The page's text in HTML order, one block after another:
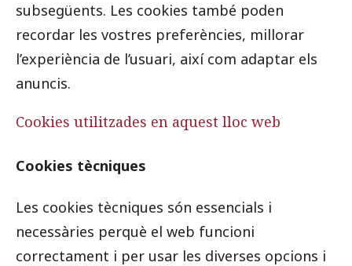
Prova la cerca avançada
subsegüents. Les cookies també poden
recordar les vostres preferències, millorar
l’experiència de l’usuari, així com adaptar els
anuncis.
Cookies utilitzades en aquest lloc web
Cookies tècniques
Les cookies tècniques són essencials i
necessàries perquè el web funcioni
correctament i per usar les diverses opcions i